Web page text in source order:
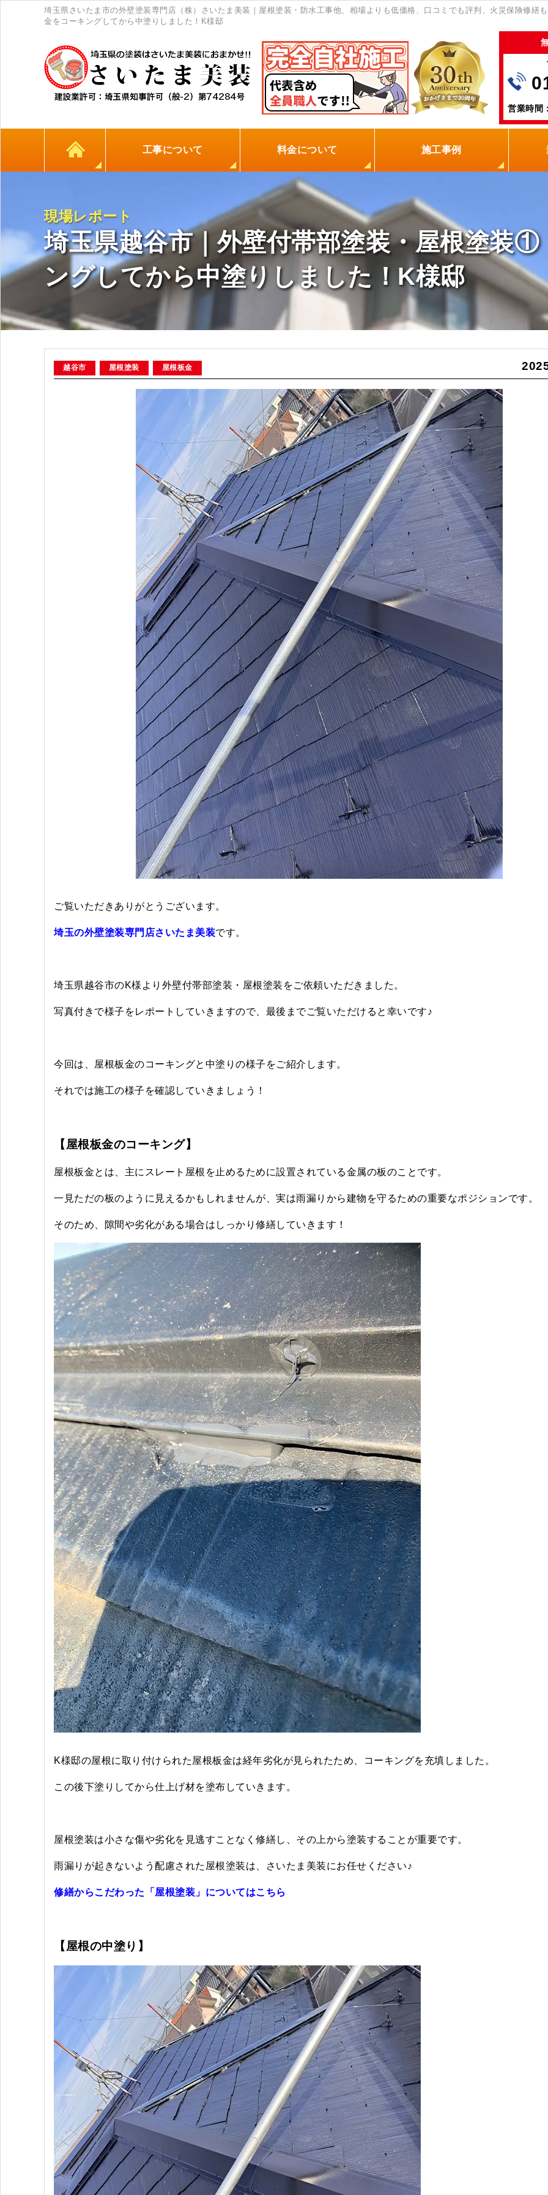
埼玉県さいたま市の外壁塗装専門店（株）さいたま美装｜屋根塗装・防水工事他、相場よりも低価格、口コミでも評判、火災保険修
金をコーキングしてから中塗りしました！K様邸
営業時間
工事について 料金について
地元の塗装屋を選ぶ理由
0円点検
火災保険
保証制度
施工事例
現場レポート
埼玉県越谷市｜外壁付帯部塗装・屋根塗装①
ングしてから中塗りしました！K様邸
越谷市 屋根塗装 屋根板金
ご覧いただきありがとうございます。
埼玉の外壁塗装専門店さいたま美装です。
埼玉県越谷市のK様より外壁付帯部塗装・屋根塗装をご依頼いただきました。
写真付きで様子をレポートしていきますので、最後までご覧いただけると幸いです♪
今回は、屋根板金のコーキングと中塗りの様子をご紹介します。
それでは施工の様子を確認していきましょう！
【屋根板金のコーキング】
屋根板金とは、主にスレート屋根を止めるために設置されている金属の板のことです。
一見ただの板のように見えるかもしれませんが、実は雨漏りから建物を守るための重要なポジションです。
そのため、隙間や劣化がある場合はしっかり修繕していきます！
K様邸の屋根に取り付けられた屋根板金は経年劣化が見られたため、コーキングを充填しました。
この後下塗りしてから仕上げ材を塗布していきます。
屋根塗装は小さな傷や劣化を見逃すことなく修繕し、その上から塗装することが重要です。
雨漏りが起きないよう配慮された屋根塗装は、さいたま美装にお任せください♪
修繕からこだわった「屋根塗装」についてはこちら
【屋根の中塗り】